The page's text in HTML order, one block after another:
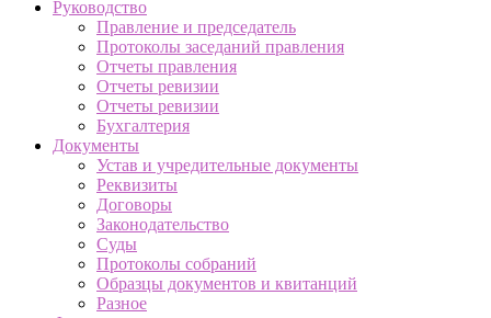
Руководство
Правление и председатель
Протоколы заседаний правления
Отчеты правления
Отчеты ревизии
Отчеты ревизии
Бухгалтерия
Документы
Устав и учредительные документы
Реквизиты
Договоры
Законодательство
Суды
Протоколы собраний
Образцы документов и квитанций
Разное